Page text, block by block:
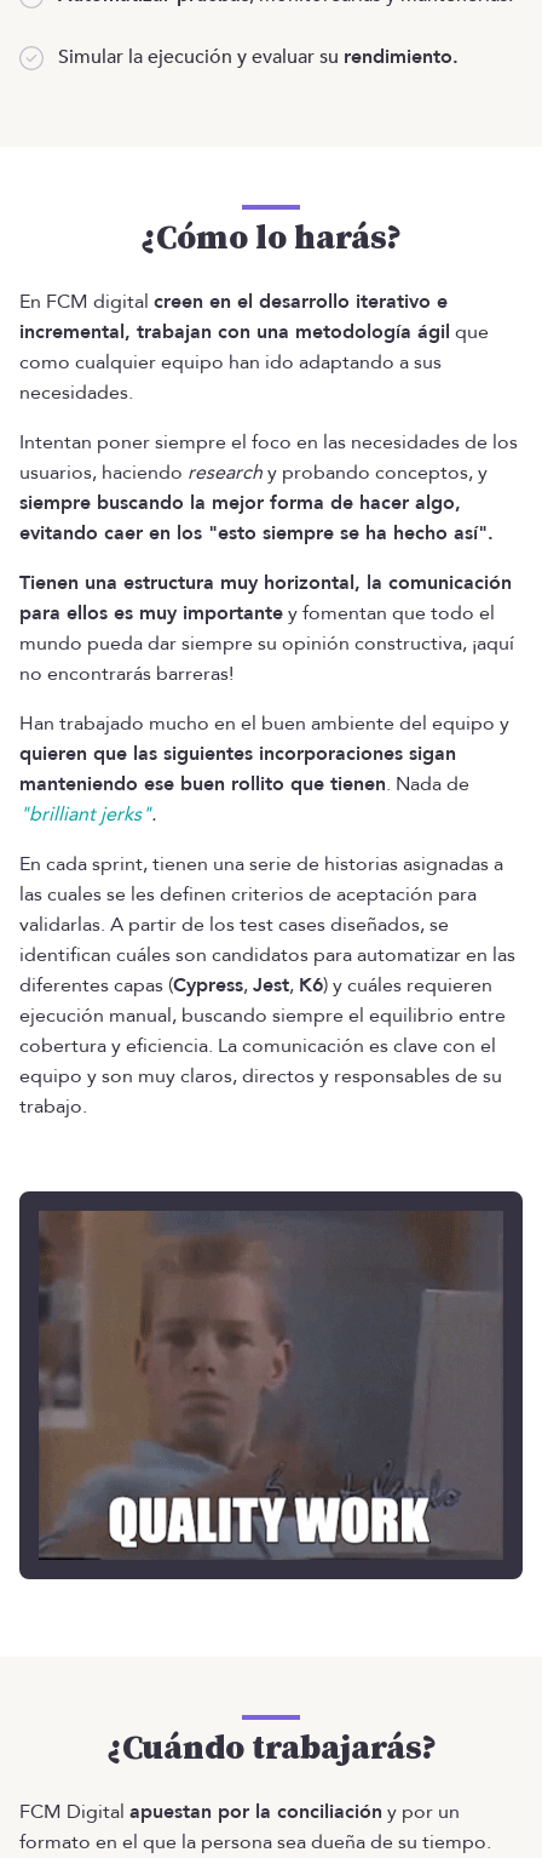
Simular la ejecución y evaluar su rendimiento.
¿Cómo lo harás?
En FCM digital creen en el desarrollo iterativo e
incremental, trabajan con una metodología ágil que
como cualquier equipo han ido adaptando a sus
necesidades.
Intentan poner siempre el foco en las necesidades de los
usuarios, haciendo researchy probando conceptos, y
siempre buscando la mejor forma de hacer algo,
evitando caer en los "esto siempre se ha hecho así".
Tienen una estructura muy horizontal, la comunicación
para ellos es muy importantey fomentan que todo el
mundo pueda dar siempre su opinión constructiva, ¡aquí
no encontrarás barreras!
Han trabajado mucho en el buen ambiente del equipo y
quieren que las siguientes incorporaciones sigan
manteniendo ese buen rollito que tienen. Nada de
"brilliant jerks".
En cada sprint, tienen una serie de historias asignadas a
las cuales se les definen criterios de aceptación para
validarlas. A partir de los test cases diseñados, se
identifican cuáles son candidatos para automatizar en las
diferentes capas (Cypress,Jest, K6) y cuáles requieren
ejecución manual, buscando siempre el equilibrio entre
cobertura y eficiencia. La comunicación es clave con el
equipo y son muy claros, directos y responsables de su
trabajo.
¿Cuándo trabajarás?
FCM Digital apuestan por la conciliación y por un
formato en el que la persona sea dueña de su tiempo.